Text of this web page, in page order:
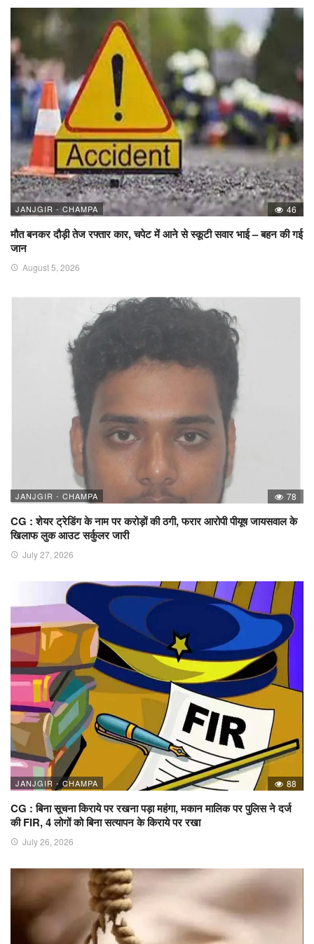
JANJGIR - CHAMPA 46
मौत बनकर दौड़ी तेज रफ्तार कार, चपेट में आने से स्कूटी सवार भाई – बहन की गई
जान
August 5, 2026
JANJGIR - CHAMPA 78
CG : शेयर ट्रेडिंग के नाम पर करोड़ों की ठगी, फरार आरोपी पीयूष जायसवाल के
खिलाफ लुक आउट सर्कुलर जारी
July 27, 2026
JANJGIR - CHAMPA 88
CG : बिना सूचना किराये पर रखना पड़ा महंगा, मकान मालिक पर पुलिस ने दर्ज
की FIR, 4 लोगों को बिना सत्यापन के किराये पर रखा
July 26, 2026